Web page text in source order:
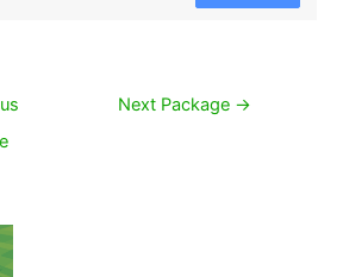
Next Package →